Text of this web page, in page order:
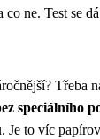
ne. Test se
Třeba
speciálního
to víc